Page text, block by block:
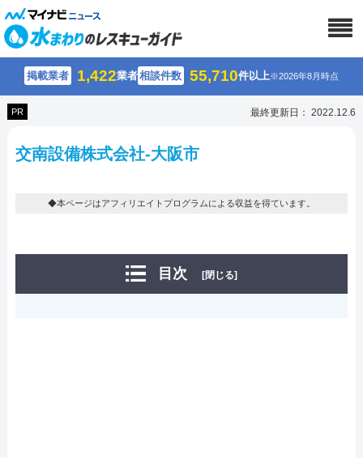
掲載業者 1,422業者相談件数 55,710件以上※2026年8月時点
PR 最終更新日： 2022.12.6
交南設備株式会社-大阪市
◆本ページはアフィリエイトプログラムによる収益を得ています。
目次 [閉じる]